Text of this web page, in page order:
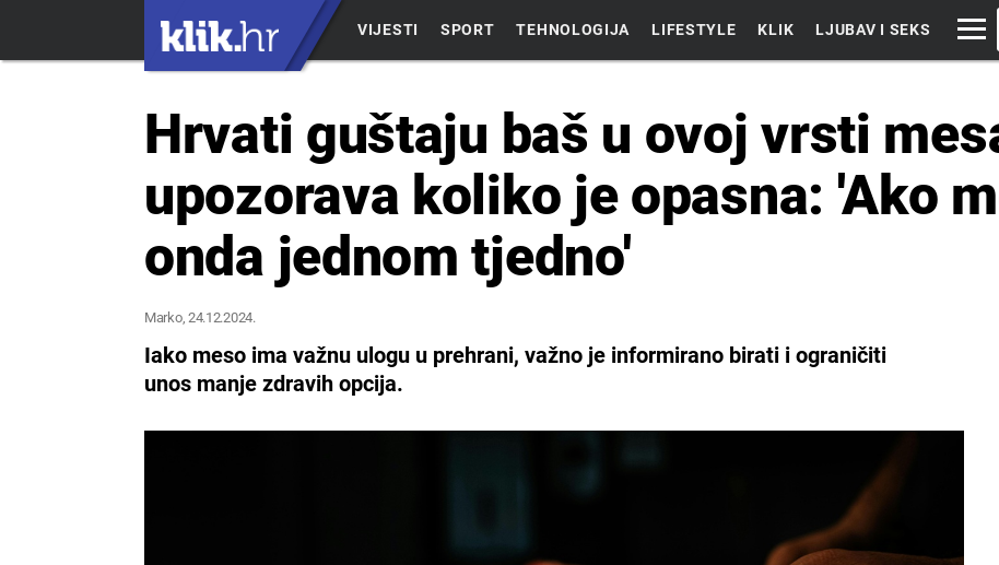
VIJESTI SPORT TEHNOLOGIJA LIFESTYLE KLIK LJUBAV I SEKS
Hrvati guštaju baš u ovoj vrsti
upozorava koliko je opasna: 'Ako
onda jednom tjedno'
Marko, 24.12.2024.
Iako meso ima važnu ulogu u prehrani, važno je informirano birati i ograničiti
unos manje zdravih opcija.